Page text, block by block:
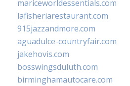
mariceworldessentials.com
lafisheriarestaurant.com
915jazzandmore.com
aguadulce-countryfair.com
jakehovis.com
bosswingsduluth.com
birminghamautocare.com